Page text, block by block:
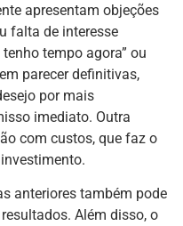
apresentam objeções
falta de interesse
tempo agora” ou
parecer definitivas,
por mais
imediato. Outra
com custos, que faz o
anteriores também pode
Além disso, o